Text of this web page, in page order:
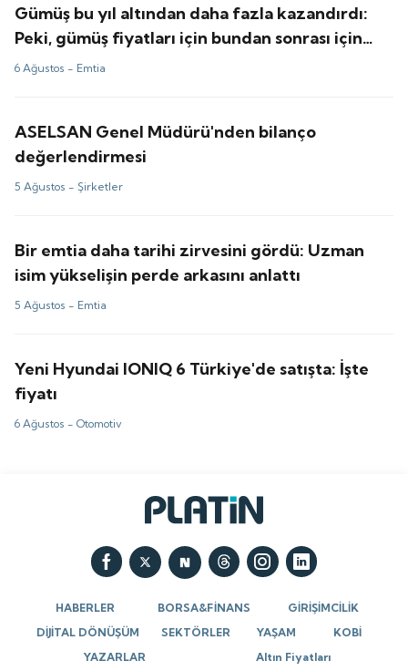
Gümüş bu yıl altından daha fazla kazandırdı:
Peki, gümüş fiyatları için bundan sonrası için
tahminler ne?
6 Ağustos - Emtia
ASELSAN Genel Müdürü'nden bilanço
değerlendirmesi
5 Ağustos - Şirketler
Bir emtia daha tarihi zirvesini gördü: Uzman
isim yükselişin perde arkasını anlattı
5 Ağustos - Emtia
Yeni Hyundai IONIQ 6 Türkiye'de satışta: İşte
fiyatı
6 Ağustos -Otomotiv
HABERLER BORSA&FİNANS
GİRİŞİMCİLİK
DİJİTAL DÖNÜŞÜM
SEKTÖRLER YAŞAM
KOBİ
YAZARLAR
Altın Fiyatları